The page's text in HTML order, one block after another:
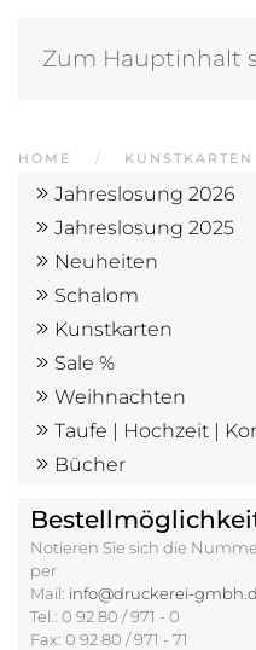
Zum Hauptinhalt
HOME KUNSTKARTEN
Jahreslosung 2026
Jahreslosung 2025
Neuheiten
Schalom
Kunstkarten
Sale %
Weihnachten
Taufe | Hochzeit |
Bücher
Notieren Sie sich die
per
Mail: info@druckerei-
Tel.: 0 92 80 / 971 - 0
Fax: 0 92 80 / 971 - 71